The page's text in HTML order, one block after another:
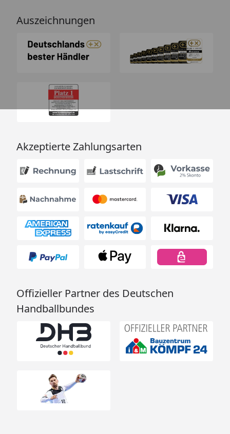
Auszeichnungen
Akzeptierte Zahlungsarten
Offizieller Partner des Deutschen
Handballbundes